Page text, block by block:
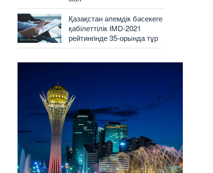
Қазақстан әлемдік бәсекеге
қабілеттілік IMD-2021
рейтингінде 35-орында тұр